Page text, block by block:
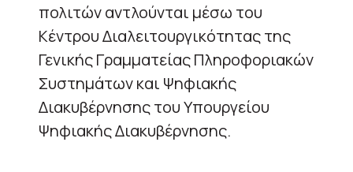
πολιτών αντλούνται μέσω του
Κέντρου Διαλειτουργικότητας της
Γενικής Γραμματείας Πληροφοριακών
Συστημάτων και Ψηφιακής
Διακυβέρνησης του Υπουργείου
Ψηφιακής Διακυβέρνησης.